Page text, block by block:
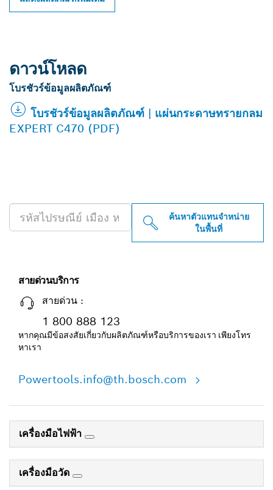
ดาวน์โหลด
โบรชัวร์ข้อมูลผลิตภัณฑ์
โบรชัวร์ข้อมูลผลิตภัณฑ์ | แผ่นกระดาษทรายกลม
EXPERT C470 (PDF)
ค้นหาตัวแทนจำหน่าย
ในพื้นที่
สายด่วนบริการ
สายด่วน :
1 800 888 123
หากคุณมีข้อสงสัยเกี่ยวกับผลิตภัณฑ์หรือบริการของเรา เพียงโทร
หาเรา
Powertools.info@th.bosch.com
เครื่องมือไฟฟ้า
เครื่องมือวัด